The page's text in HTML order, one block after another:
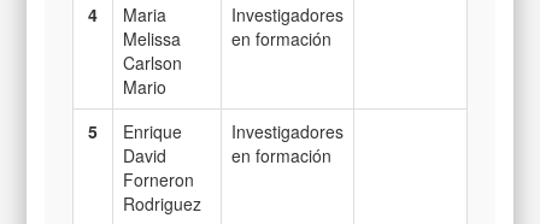
4
Maria
Melissa
Carlson
Mario
Investigadores
en formación
5
Enrique
David
Forneron
Rodriguez
Investigadores
en formación